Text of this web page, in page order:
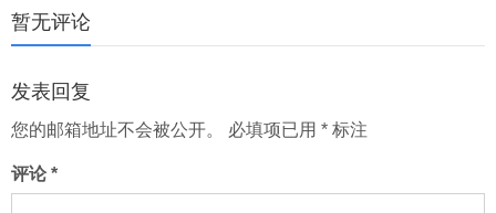
页
暂无评论
发表回复
您的邮箱地址不会被公开。 必填项已用 * 标注
评论*